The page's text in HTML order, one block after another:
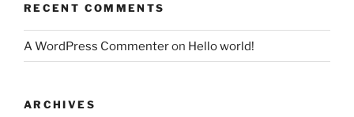
RECENT COMMENTS
A WordPress Commenteron Hello world!
ARCHIVES